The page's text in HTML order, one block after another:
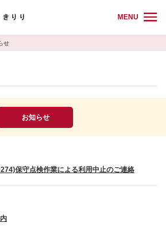
MENU
せ
お知らせ
保守点検作業による利用中止のご連絡